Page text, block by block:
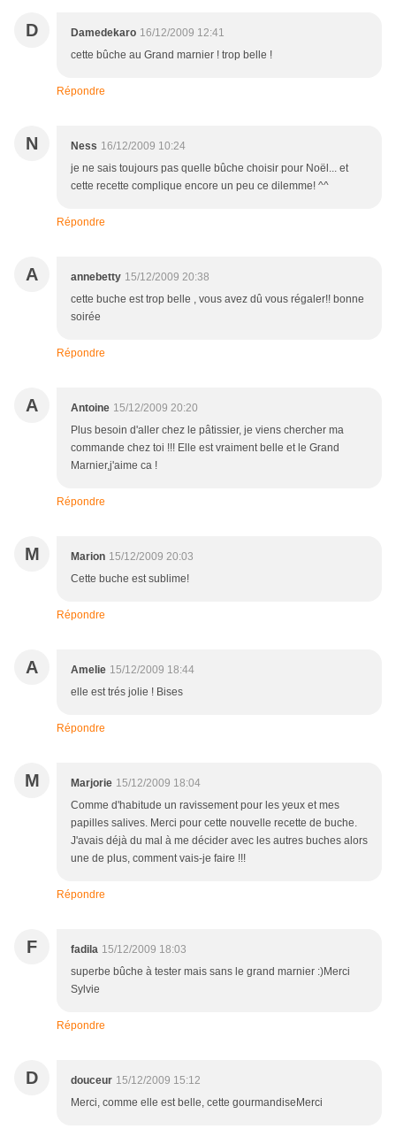
D Damedekaro 16/12/2009 12:41
cette bûche au Grand marnier ! trop belle !
Répondre
N Ness 16/12/2009 10:24
je ne sais toujours pas quelle bûche choisir pour Noël... et
cette recette complique encore un peu ce dilemme! ^^
Répondre
A annebetty 15/12/2009 20:38
cette buche est trop belle , vous avez dû vous régaler!! bonne
soirée
Répondre
A Antoine 15/12/2009 20:20
Plus besoin d'aller chez le pâtissier, je viens chercher ma
commande chez toi !!! Elle est vraiment belle et le Grand
Marnier,j'aime ca !
Répondre
M Marion 15/12/2009 20:03
Cette buche est sublime!
Répondre
A Amelie 15/12/2009 18:44
elle est trés jolie ! Bises
Répondre
M Marjorie 15/12/2009 18:04
Comme d'habitude un ravissement pour les yeux et mes
papilles salives. Merci pour cette nouvelle recette de buche.
J'avais déjà du mal à me décider avec les autres buches alors
une de plus, comment vais-je faire !!!
Répondre
F fadila 15/12/2009 18:03
superbe bûche à tester mais sans le grand marnier :)Merci
Sylvie
Répondre
D douceur 15/12/2009 15:12
Merci, comme elle est belle, cette gourmandiseMerci